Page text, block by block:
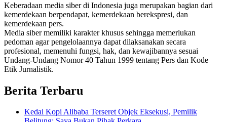
Keberadaan media siber di Indonesia juga merupakan bagian dari
kemerdekaan berpendapat, kemerdekaan berekspresi, dan
kemerdekaan pers.
Media siber memiliki karakter khusus sehingga memerlukan
pedoman agar pengelolaannya dapat dilaksanakan secara
profesional, memenuhi fungsi, hak, dan kewajibannya sesuai
Undang-Undang Nomor 40 Tahun 1999 tentang Pers dan Kode
Etik Jurnalistik.
Berita Terbaru
Kedai Kopi Alibaba Terseret Objek Eksekusi, Pemilik